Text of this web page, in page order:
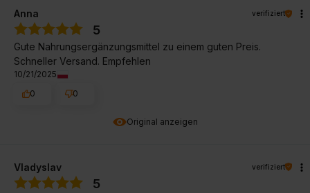
Original anzeigen
Anna verifiziert
5
Gute Nahrungsergänzungsmittel zu einem guten Preis.
Schneller Versand. Empfehlen
10/21/2025
0
0
Vladyslav verifiziert
5